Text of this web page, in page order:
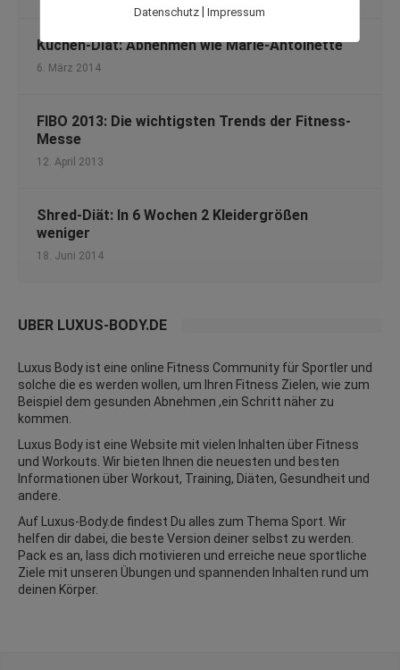
Kuchen-Diät: Abnehmen wie Marie-Antoinette
6. März 2014
FIBO 2013: Die wichtigsten Trends der Fitness-
Messe
12. April 2013
Shred-Diät: In 6 Wochen 2 Kleidergrößen
weniger
18. Juni 2014
ÜBER LUXUS-BODY.DE
Luxus Body ist eine online Fitness Community für Sportler und
solche die es werden wollen, um Ihren Fitness Zielen, wie zum
Beispiel dem gesunden Abnehmen ,ein Schritt näher zu
kommen.
Luxus Body ist eine Website mit vielen Inhalten über Fitness
und Workouts . Wir bieten Ihnen die neuesten und besten
Informationen über Workout, Training, Diäten, Gesundheit und
andere.
Auf Luxus-Body.de findest Du alles zum Thema Sport. Wir
helfen dir dabei, die beste Version deiner selbst zu werden.
Pack es an, lass dich motivieren und erreiche neue sportliche
Ziele mit unseren Übungen und spannenden Inhalten rund um
deinen Körper.
Datenschutz |Impressum